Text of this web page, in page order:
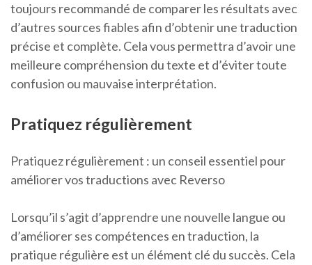
toujours recommandé de comparer les résultats avec
d’autres sources fiables afin d’obtenir une traduction
précise et complète. Cela vous permettra d’avoir une
meilleure compréhension du texte et d’éviter toute
confusion ou mauvaise interprétation.
Pratiquez régulièrement
Pratiquez régulièrement : un conseil essentiel pour
améliorer vos traductions avec Reverso
Lorsqu’il s’agit d’apprendre une nouvelle langue ou
d’améliorer ses compétences en traduction, la
pratique régulière est un élément clé du succès. Cela